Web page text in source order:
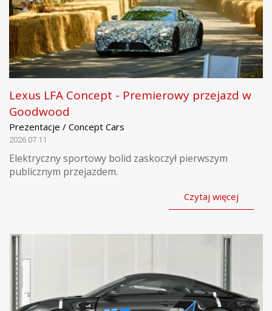
Lexus LFA Concept - Premierowy przejazd w
Goodwood
Prezentacje / Concept Cars
2026.07.11
Elektryczny sportowy bolid zaskoczył pierwszym
publicznym przejazdem.
Czytaj więcej